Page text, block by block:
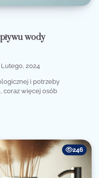
wody
Lutego, 2024
i potrzeby
coraz więcej osób
246